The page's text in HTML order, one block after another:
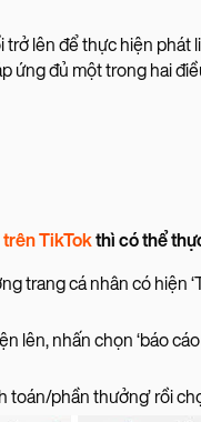
lên để thực hiện phát
ứng đủ một trong hai
TikTokthì có thể
trang cá nhân có hiện
lên, nhấn chọn ‘báo cáo
phần thưởng’ rồi